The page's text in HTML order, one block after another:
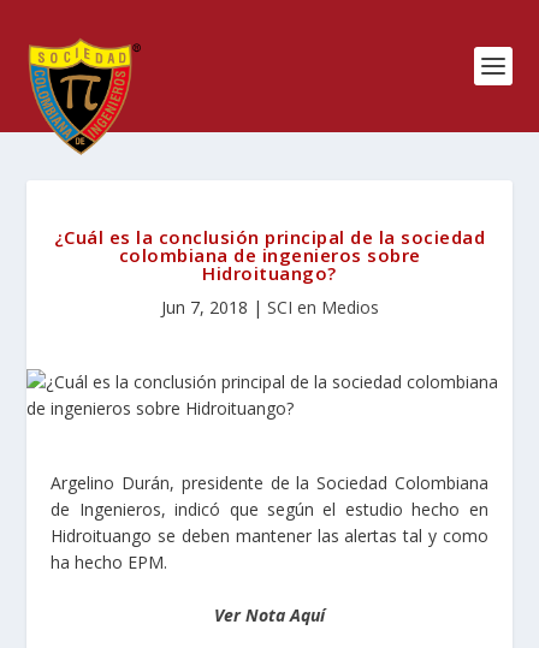
¿Cuál es la conclusión principal de la sociedad
colombiana de ingenieros sobre
Hidroituango?
Jun 7, 2018 | SCI en Medios
Argelino Durán, presidente de la Sociedad Colombiana
de Ingenieros, indicó que según el estudio hecho en
Hidroituango se deben mantener las alertas tal y como
ha hecho EPM.
Ver Nota Aquí